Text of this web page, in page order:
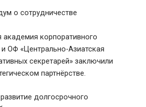
о сотрудничестве
корпоративного
и ОФ «Центрально-Азиатская
секретарей» заключили
партнёрстве.
долгосрочного